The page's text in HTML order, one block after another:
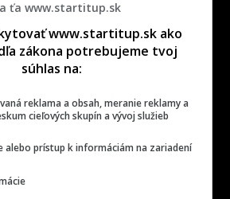
Cenník
ťa www.startitup.sk
www.startitup.sk ako
zákona potrebujeme tvoj
súhlas na:
reklama a obsah, meranie reklamy a
cieľových skupín a vývoj služieb
alebo prístup k informáciám na zariadení